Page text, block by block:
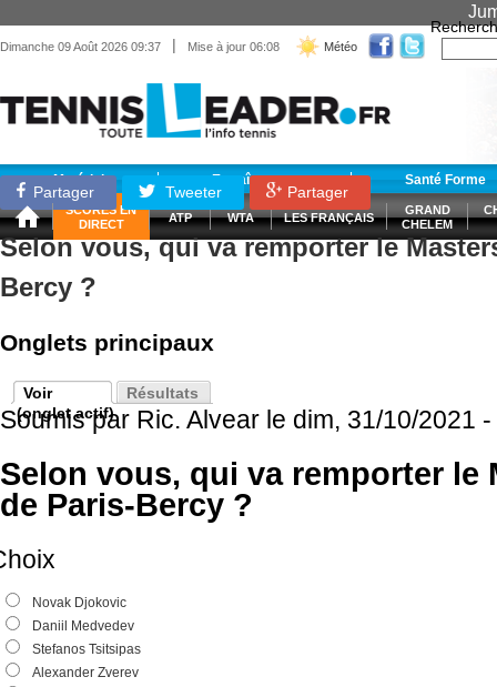
Dimanche 09 Août 2026 09:37 | Mise à jour 06:08 Météo
Matériel Entraînement Santé Forme
SCORES EN
DIRECT
ATP WTA LES FRANÇAIS
GRAND
CHELEM
Partager Tweeter Partager
Selon vous, qui va remporter le
Bercy ?
Onglets principaux
Voir
(onglet actif)
Résultats
Soumis par Ric. Alvear le dim, 31/10/2021
Selon vous, qui va remporter le
de Paris-Bercy ?
Novak Djokovic
Daniil Medvedev
Stefanos Tsitsipas
Alexander Zverev